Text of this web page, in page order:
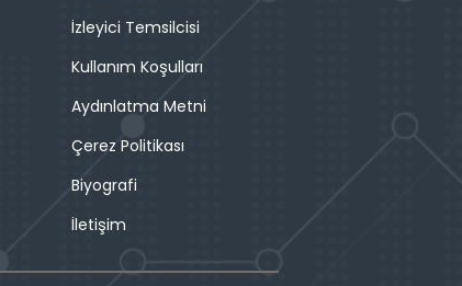
İzleyici Temsilcisi
Kullanım Koşulları
Aydınlatma Metni
Çerez Politikası
Biyografi
İletişim